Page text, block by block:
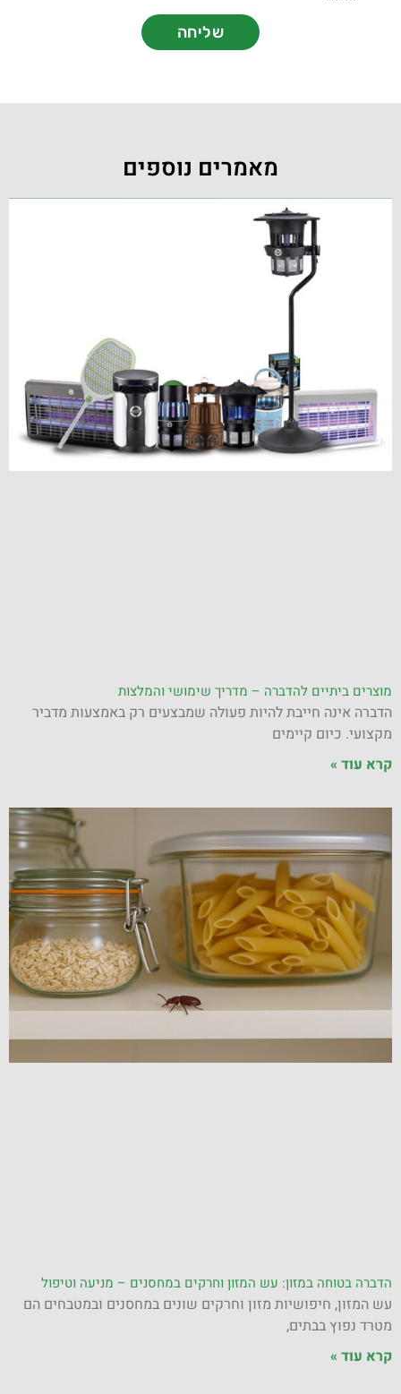
שליחה
מאמרים נוספים
מוצרים ביתיים להדברה – מדריך שימושי והמלצות
הדברה אינה חייבת להיות פעולה שמבצעים רק באמצעות מדביר
מקצועי. כיום קיימים
קרא עוד »
הדברה בטוחה במזון: עש המזון וחרקים במחסנים – מניעה וטיפול
עש המזון, חיפושיות מזון וחרקים שונים במחסנים ובמטבחים הם
מטרד נפוץ בבתים,
קרא עוד »